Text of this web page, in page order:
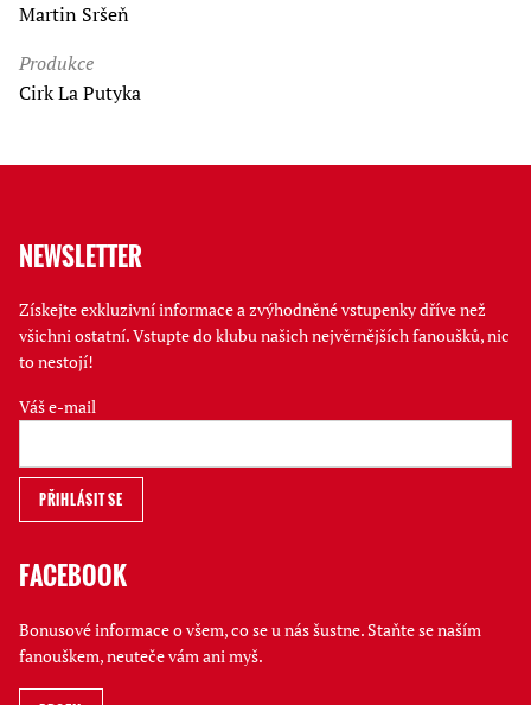
Martin Sršeň
Produkce
Cirk La Putyka
NEWSLETTER
Získejte exkluzivní informace a zvýhodněné vstupenky dříve než
všichni ostatní. Vstupte do klubu našich nejvěrnějších fanoušků, nic
to nestojí!
Váš e-mail
FACEBOOK
Bonusové informace o všem, co se u nás šustne. Staňte se naším
fanouškem, neuteče vám ani myš.